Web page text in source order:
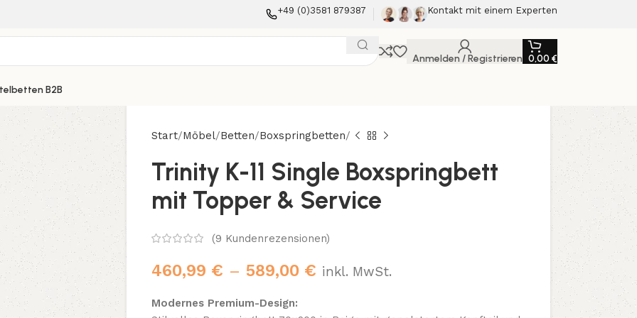
+49 (0)3581 879387 Kontakt mit einem Experten
Anmelden / Registrieren 0,00 €
B2B
Start Möbel Betten Boxspringbetten
Trinity K-11 Single Boxspringbett
mit Topper & Service
(9 Kundenrezensionen)
460,99 € – 589,00 € inkl. MwSt.
Modernes Premium-Design: